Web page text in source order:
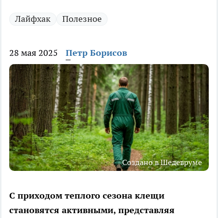
Лайфхак Полезное
28 мая 2025 Петр Борисов
Создано в Шедевруме
С приходом теплого сезона клещи
становятся активными, представляя